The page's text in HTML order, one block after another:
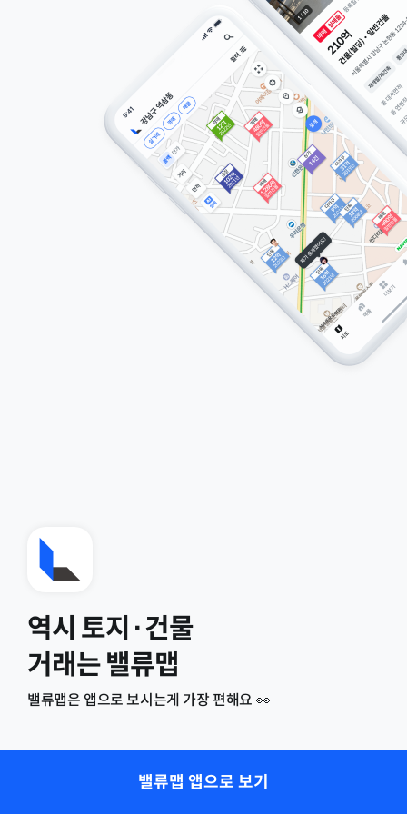
역시 토지·건물
거래는 밸류맵
밸류맵은 앱으로 보시는게 가장 편해요 👀
밸류맵 앱으로 보기